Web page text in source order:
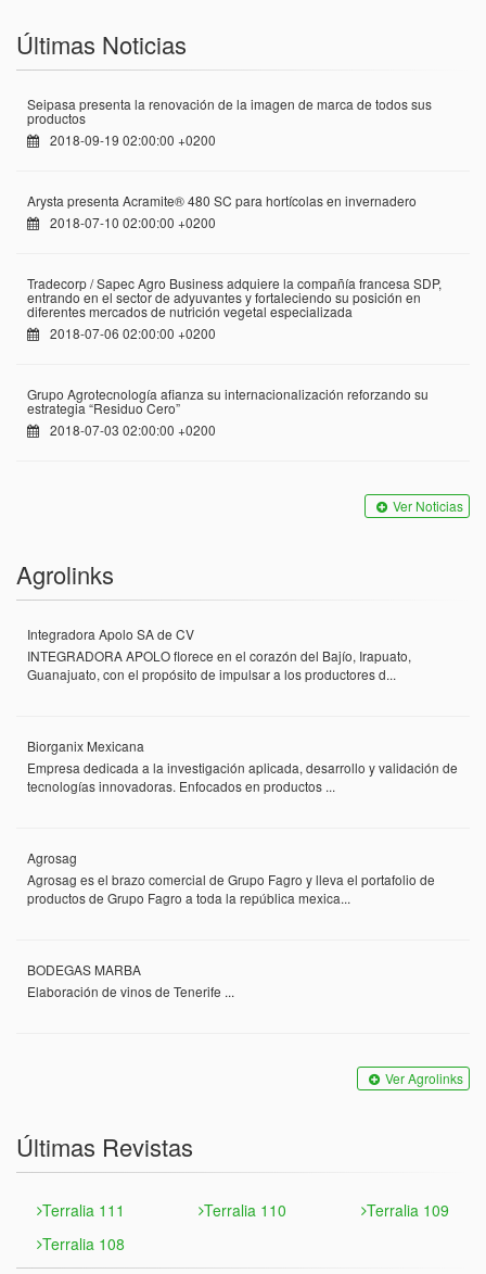
Últimas Noticias
Seipasa presenta la renovación de la imagen de marca de todos sus
productos
2018-09-19 02:00:00 +0200
Arysta presenta Acramite® 480 SC para hortícolas en invernadero
2018-07-10 02:00:00 +0200
Tradecorp / Sapec Agro Business adquiere la compañía francesa SDP,
entrando en el sector de adyuvantes y fortaleciendo su posición en
diferentes mercados de nutrición vegetal especializada
2018-07-06 02:00:00 +0200
Grupo Agrotecnología afianza su internacionalización reforzando su
estrategia “Residuo Cero”
2018-07-03 02:00:00 +0200
Ver Noticias
Agrolinks
Integradora Apolo SA de CV
INTEGRADORA APOLO florece en el corazón del Bajío, Irapuato,
Guanajuato, con el propósito de impulsar a los productores d...
Biorganix Mexicana
Empresa dedicada a la investigación aplicada, desarrollo y validación de
tecnologías innovadoras. Enfocados en productos ...
Agrosag
Agrosag es el brazo comercial de Grupo Fagro y lleva el portafolio de
productos de Grupo Fagro a toda la república mexica...
BODEGAS MARBA
Elaboración de vinos de Tenerife ...
Ver Agrolinks
Últimas Revistas
Terralia 111 Terralia 110
Terralia 109
Terralia 108